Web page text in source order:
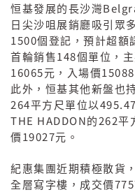
恒基發展的長沙灣
日尖沙咀展銷廳吸引眾
1500個登記，預計超額
首輪銷售148個單位，
16065元，入場價15088
此外，恒基其他新盤也
264平方尺單位以495.47
THE HADDON的262平
價 19027元。
紀惠集團近期積極散貨
全層寫字樓，成交價